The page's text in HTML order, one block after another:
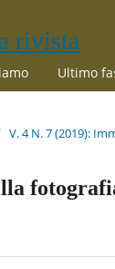
Ultimo
V. 4 N. 7 (2019):